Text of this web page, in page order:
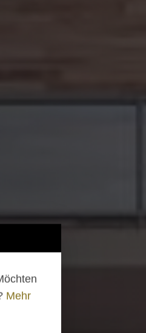
Mehr